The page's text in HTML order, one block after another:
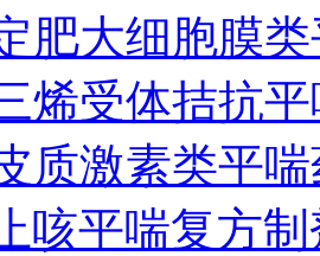
肥大细胞膜
烯受体拮抗
质激素类平
咳平喘复方制